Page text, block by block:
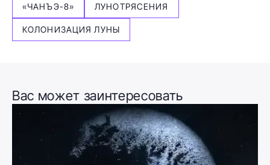
«ЧАНЪЭ-8» ЛУНОТРЯСЕНИЯ
КОЛОНИЗАЦИЯ ЛУНЫ
Вас может заинтересовать